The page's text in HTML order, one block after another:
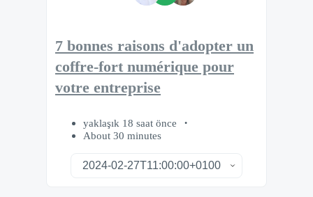
7 bonnes raisons d'adopter un
coffre-fort numérique pour
votre entreprise
yaklaşık 18 saat önce
About 30 minutes